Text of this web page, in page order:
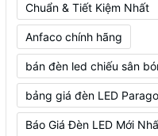
Chuẩn & Tiết Kiệm Nhất
Anfaco chính hãng
bán đèn led chiếu sân
bảng giá đèn LED
Báo Giá Đèn LED Mới